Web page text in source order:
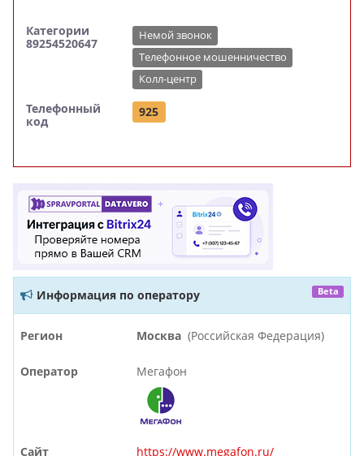
Категории
89254520647
Немой звонок
Телефонное мошенничество
Колл-центр
Телефонный
код
925
Информация по оператору Beta
Регион Москва (Российская Федерация)
Оператор Мегафон
Сайт https://www.megafon.ru/